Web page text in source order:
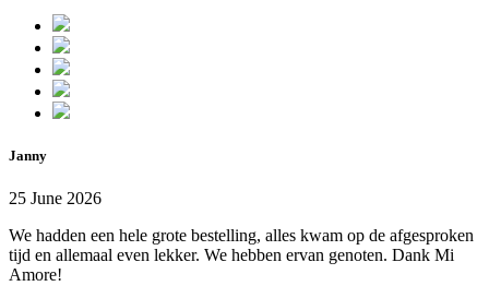
Janny
25 June 2026
We hadden een hele grote bestelling, alles kwam op de afgesproken
tijd en allemaal even lekker. We hebben ervan genoten. Dank Mi
Amore!